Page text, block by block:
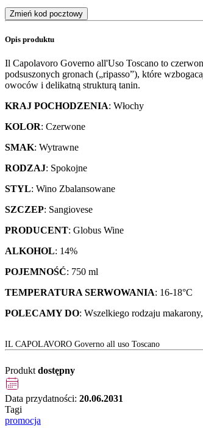
Zmień kod pocztowy
Opis produktu
Il Capolavoro Governo all'Uso Toscano to
podsuszonych gronach („ripasso”), które
owoców i delikatną strukturą tanin.
KRAJ POCHODZENIA: Włochy
KOLOR: Czerwone
SMAK: Wytrawne
RODZAJ: Spokojne
STYL: Wino Zbalansowane
SZCZEP: Sangiovese
PRODUCENT: Globus Wine
ALKOHOL: 14%
POJEMNOŚĆ: 750 ml
TEMPERATURA SERWOWANIA: 16-18°C
POLECAMY DO: Wszelkiego rodzaju
IL CAPOLAVORO Governo all uso Toscano
Produkt dostępny
Data przydatności: 20.06.2031
Tagi
promocja